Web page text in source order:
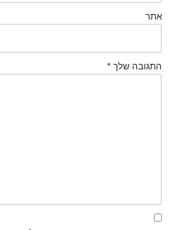
אתר
התגובה שלך *